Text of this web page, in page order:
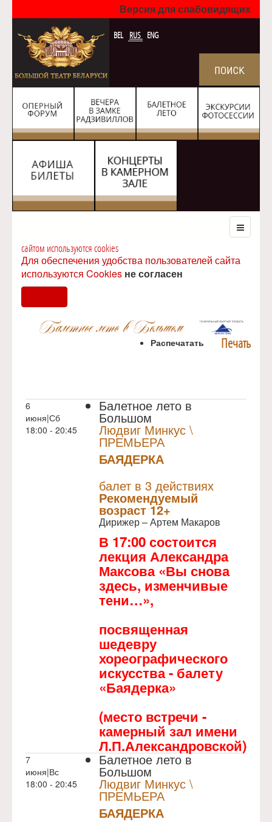
Версия для слабовидящих
BEL RUS ENG
сайтом используются cookies
Для обеспечения удобства пользователей сайта
используются Cookies не согласен
Печать
Распечатать
6
июня|Сб
18:00 - 20:45
Балетное лето в
Большом
Людвиг Минкус \
ПРЕМЬЕРА
БАЯДЕРКА
балет в 3 действиях
Рекомендуемый
возраст 12+
Дирижер – Артем Макаров
В 17:00 состоится
лекция Александра
Максова «Вы снова
здесь, изменчивые
тени…»,
посвященная
шедевру
хореографического
искусства - балету
«Баядерка»
(место встречи -
камерный зал имени
Л.П.Александровской)
7
июня|Вс
18:00 - 20:45
Балетное лето в
Большом
Людвиг Минкус \
ПРЕМЬЕРА
БАЯДЕРКА